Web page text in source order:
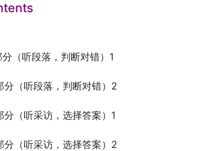
（听段落，判断对错）1
分（听段落，判断对错）2
（听采访，选择答案）1
分（听采访，选择答案）2